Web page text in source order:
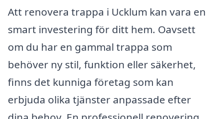
Att renovera trappa i Ucklum kan vara en
smart investering för ditt hem. Oavsett
om du har en gammal trappa som
behöver ny stil, funktion eller säkerhet,
finns det kunniga företag som kan
erbjuda olika tjänster anpassade efter